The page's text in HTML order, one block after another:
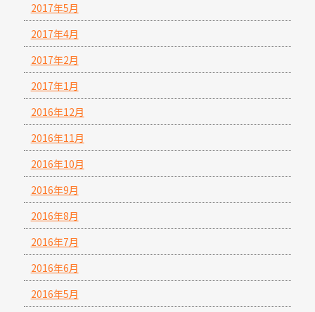
2017年5月
2017年4月
2017年2月
2017年1月
2016年12月
2016年11月
2016年10月
2016年9月
2016年8月
2016年7月
2016年6月
2016年5月